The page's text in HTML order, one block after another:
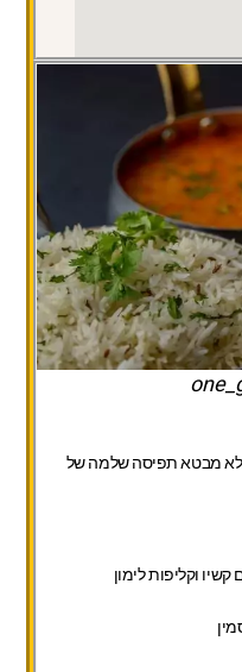
מבטא תפיסה שלמה של
וקליפות לימון